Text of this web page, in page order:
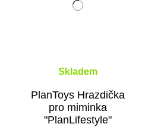
Skladem
PlanToys Hrazdička
pro miminka
"PlanLifestyle"